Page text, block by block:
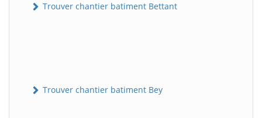
Trouver chantier batiment Bettant
Trouver chantier batiment Bey